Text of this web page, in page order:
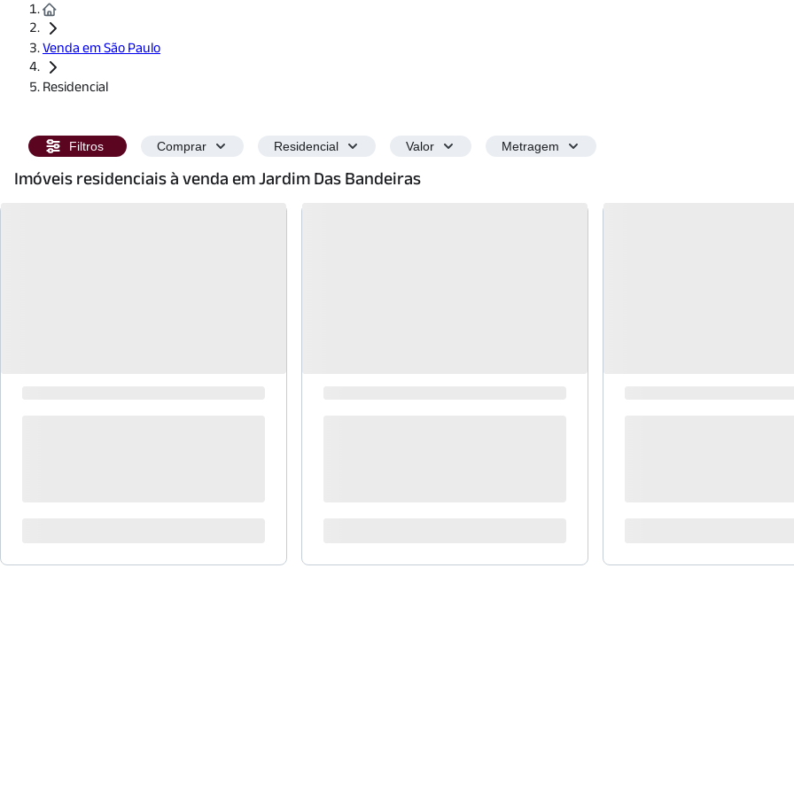
Venda em São Paulo
Residencial
Filtros Comprar Residencial Valor Metragem
Imóveis residenciais à venda em Jardim Das Bandeiras